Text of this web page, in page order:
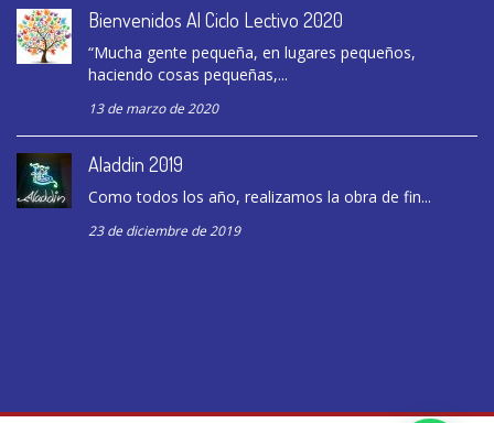
Bienvenidos Al Ciclo Lectivo 2020
“Mucha gente pequeña, en lugares pequeños,
haciendo cosas pequeñas,...
13 de marzo de 2020
Aladdin 2019
Como todos los año, realizamos la obra de fin...
23 de diciembre de 2019